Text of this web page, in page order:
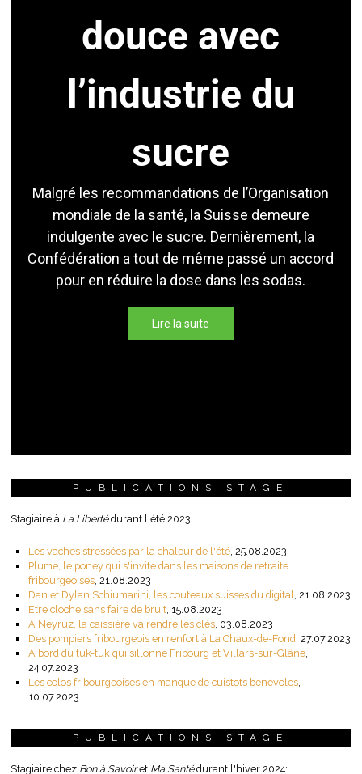
douce avec
l’industrie du
sucre
Malgré les recommandations de l’Organisation
mondiale de la santé, la Suisse demeure
indulgente avec le sucre. Dernièrement, la
Confédération a tout de même passé un accord
pour en réduire la dose dans les sodas.
Lire la suite
PUBLICATIONS STAGE
Stagiaire à La Libertédurant l'été 2023
Les vaches stressées par la chaleur de l'été, 25.08.2023
Plume, le poney qui s'invite dans les maisons de retraite
fribourgeoises, 21.08.2023
Dan et Dylan Schiumarini, les couteaux suisses du digital, 21.08.2023
Etre cloche sans faire de bruit, 15.08.2023
A Neyruz, la caissière va rendre les clés, 03.08.2023
Des pompiers fribourgeois en renfort à La Chaux-de-Fond, 27.07.2023
A bord du tuk-tuk qui sillonne Fribourg et Villars-sur-Glâne,
24.07.2023
Les colos fribourgeoises en manque de cuistots bénévoles,
10.07.2023
PUBLICATIONS STAGE
Stagiaire chez Bon à Savoiret Ma Santédurant l'hiver 2024: